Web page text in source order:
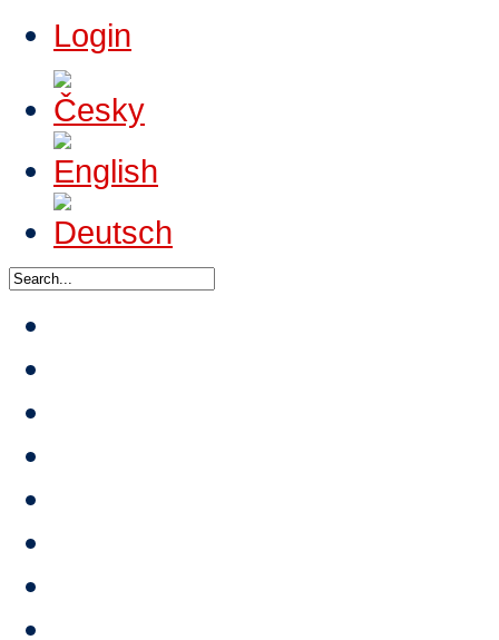
Login